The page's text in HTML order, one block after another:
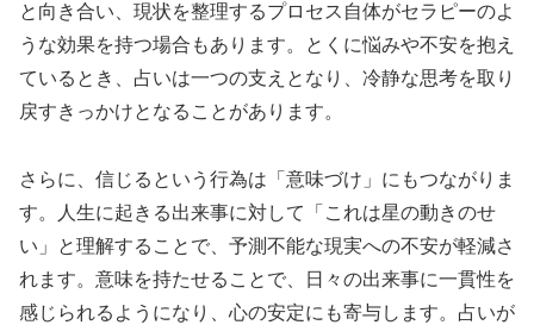
と向き合い、現状を整理するプロセス自体がセラピーのよ
うな効果を持つ場合もあります。とくに悩みや不安を抱え
ているとき、占いは一つの支えとなり、冷静な思考を取り
戻すきっかけとなることがあります。
さらに、信じるという行為は「意味づけ」にもつながりま
す。人生に起きる出来事に対して「これは星の動きのせ
い」と理解することで、予測不能な現実への不安が軽減さ
れます。意味を持たせることで、日々の出来事に一貫性を
感じられるようになり、心の安定にも寄与します。占いが